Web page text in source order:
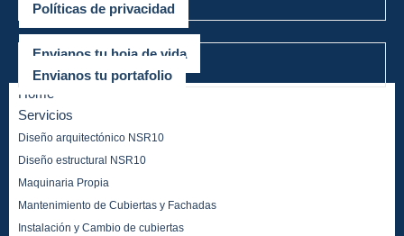
Políticas de privacidad
Trabaja con nosotros
Envianos tu hoja de vida
Envianos tu portafolio
Home
Servicios
Diseño arquitectónico NSR10
Diseño estructural NSR10
Maquinaria Propia
Mantenimiento de Cubiertas y Fachadas
Instalación y Cambio de cubiertas